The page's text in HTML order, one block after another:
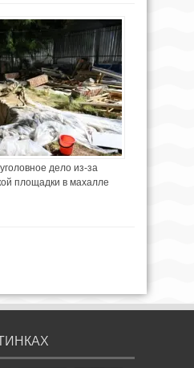
дело из-за
площадки в махалле